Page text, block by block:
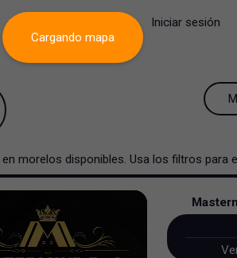
Iniciar sesión
100 Resultados por página
200 Resultados por página
en morelos disponibles. Usa los filtros para
Cargando mapa